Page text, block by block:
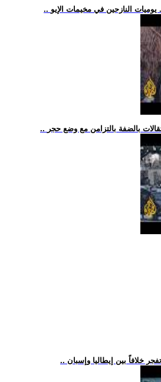
النازحين في مخيمات الإيو
بالضفة بالتزامن مع وضع حجر
خلافاً بين إيطاليا وإسبان